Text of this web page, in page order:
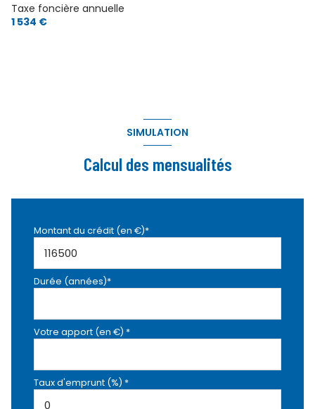
Taxe foncière annuelle
1 534 €
SIMULATION
Calcul des mensualités
Montant du crédit (en €)*
Durée (années)*
Votre apport (en €) *
Taux d'emprunt (%) *